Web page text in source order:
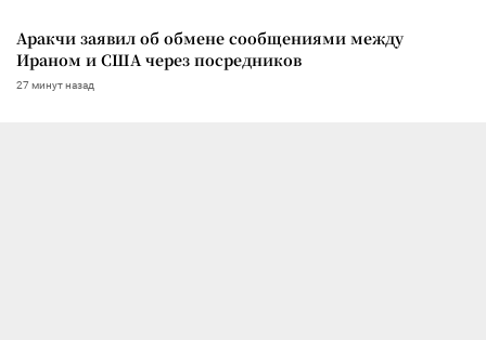
Аракчи заявил об обмене сообщениями между
Ираном и США через посредников
27 минут назад